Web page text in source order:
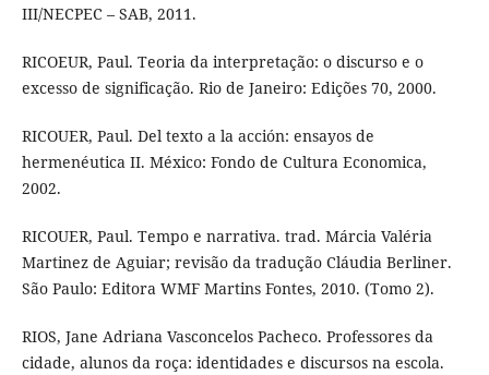
III/NECPEC – SAB, 2011.
RICOEUR, Paul. Teoria da interpretação: o discurso e o
excesso de significação. Rio de Janeiro: Edições 70, 2000.
RICOUER, Paul. Del texto a la acción: ensayos de
hermenéutica II. México: Fondo de Cultura Economica,
2002.
RICOUER, Paul. Tempo e narrativa. trad. Márcia Valéria
Martinez de Aguiar; revisão da tradução Cláudia Berliner.
São Paulo: Editora WMF Martins Fontes, 2010. (Tomo 2).
RIOS, Jane Adriana Vasconcelos Pacheco. Professores da
cidade, alunos da roça: identidades e discursos na escola.